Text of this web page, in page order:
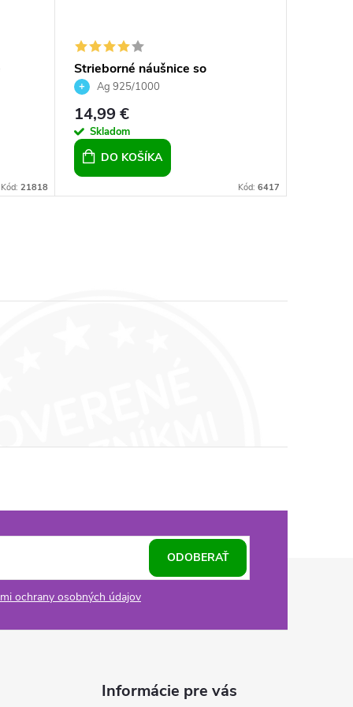
Kód: 21818
Strieborné náušnice so
srdiečkom Crystals Aurore
Boreale 10mm
Ag 925/1000
14,99 €
Skladom
DO KOŠÍKA
Kód: 6417
ochrany osobných údajov
ODOBERAŤ
Informácie pre vás